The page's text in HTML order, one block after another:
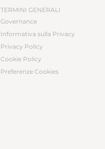
TERMINI GENERALI
Governance
Informativa sulla Privacy
Privacy Policy
Cookie Policy
Preferenze Cookies